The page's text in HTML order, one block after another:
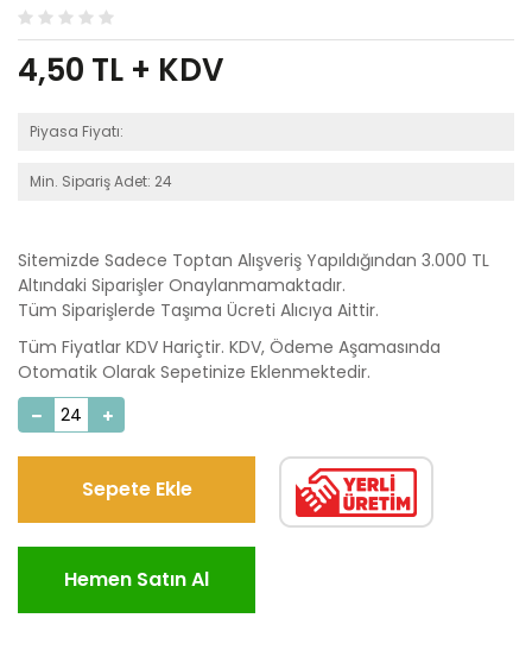
4,50 TL + KDV
Piyasa Fiyatı:
Min. Sipariş Adet: 24
Sitemizde Sadece Toptan Alışveriş Yapıldığından 3.000 TL
Altındaki Siparişler Onaylanmamaktadır.
Tüm Siparişlerde Taşıma Ücreti Alıcıya Aittir.
Tüm Fiyatlar KDV Hariçtir. KDV, Ödeme Aşamasında
Otomatik Olarak Sepetinize Eklenmektedir.
Sepete Ekle
Hemen Satın Al